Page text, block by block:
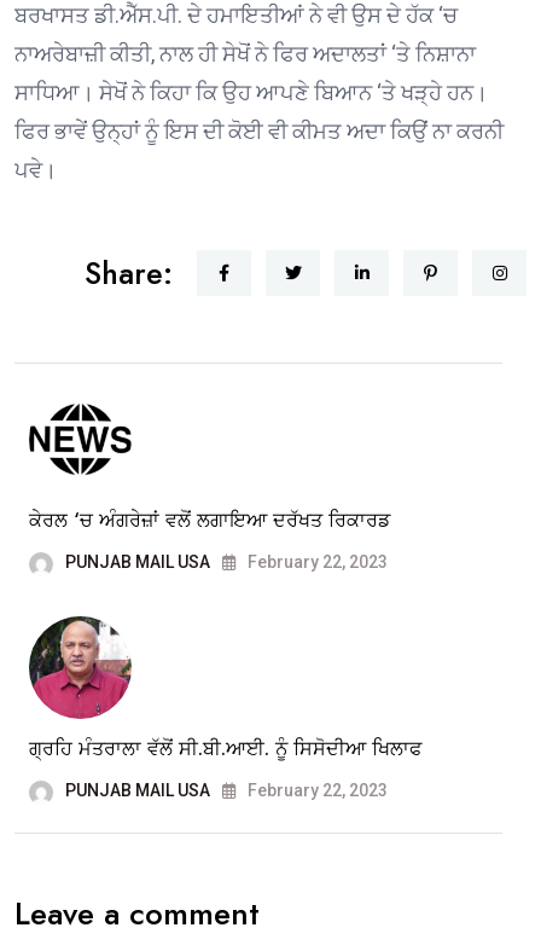
ਬਰਖਾਸਤ ਡੀ.ਐੱਸ.ਪੀ. ਦੇ ਹਮਾਇਤੀਆਂ ਨੇ ਵੀ ਉਸ ਦੇ ਹੱਕ ‘ਚ
ਨਾਅਰੇਬਾਜ਼ੀ ਕੀਤੀ, ਨਾਲ ਹੀ ਸੇਖੋਂ ਨੇ ਫਿਰ ਅਦਾਲਤਾਂ ‘ਤੇ ਨਿਸ਼ਾਨਾ
ਸਾਧਿਆ। ਸੇਖੋਂ ਨੇ ਕਿਹਾ ਕਿ ਉਹ ਆਪਣੇ ਬਿਆਨ ‘ਤੇ ਖੜ੍ਹੇ ਹਨ।
ਫਿਰ ਭਾਵੇਂ ਉਨ੍ਹਾਂ ਨੂੰ ਇਸ ਦੀ ਕੋਈ ਵੀ ਕੀਮਤ ਅਦਾ ਕਿਉਂ ਨਾ ਕਰਨੀ
ਪਵੇ।
Share:
ਕੇਰਲ ‘ਚ ਅੰਗਰੇਜ਼ਾਂ ਵਲੋਂ ਲਗਾਇਆ ਦਰੱਖਤ ਰਿਕਾਰਡ
PUNJAB MAIL USA February 22, 2023
ਗ੍ਰਹਿ ਮੰਤਰਾਲਾ ਵੱਲੋਂ ਸੀ.ਬੀ.ਆਈ. ਨੂੰ ਸਿਸੋਦੀਆ ਖਿਲਾਫ
PUNJAB MAIL USA February 22, 2023
Leave a comment